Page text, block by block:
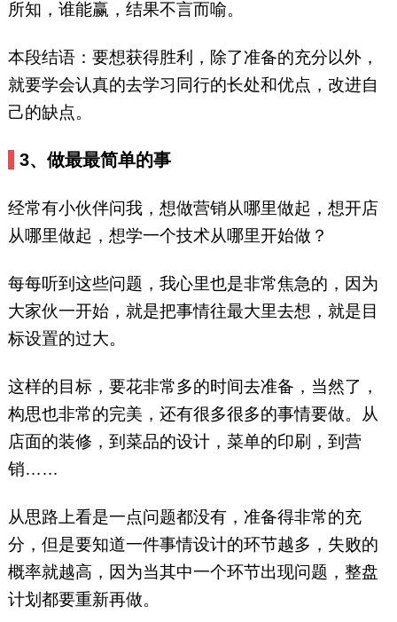
所知，谁能赢，结果不言而喻。
本段结语：要想获得胜利，除了准备的充分以外，
就要学会认真的去学习同行的长处和优点，改进自
己的缺点。
3、做最最简单的事
经常有小伙伴问我，想做营销从哪里做起，想开店
从哪里做起，想学一个技术从哪里开始做？
每每听到这些问题，我心里也是非常焦急的，因为
大家伙一开始，就是把事情往最大里去想，就是目
标设置的过大。
这样的目标，要花非常多的时间去准备，当然了，
构思也非常的完美，还有很多很多的事情要做。从
店面的装修，到菜品的设计，菜单的印刷，到营
销……
从思路上看是一点问题都没有，准备得非常的充
分，但是要知道一件事情设计的环节越多，失败的
概率就越高，因为当其中一个环节出现问题，整盘
计划都要重新再做。